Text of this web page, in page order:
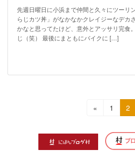
先週日曜日に小浜まで仲間と久々にツーリ
らじカツ丼」がなかなかクレイジーなデカ
かなと思ってたけど、意外とアッサリ完食
じ（笑） 最後にまともにバイクに […]
«
固
ー
ジ
1
固
定
ー
ジ
2